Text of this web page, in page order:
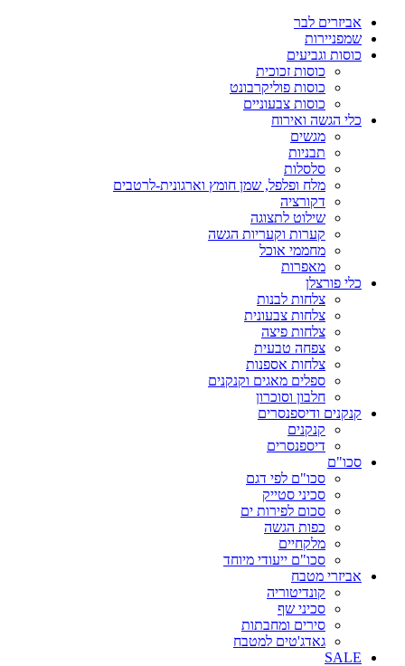
אביזרים לבר
שמפניירות
כוסות וגביעים
כוסות זכוכית
כוסות פוליקרבונט
כוסות צבעוניים
כלי הגשה ואירוח
מגשים
תבניות
סלסלות
מלח ופלפל, שמן חומץ וארגונית-לרטבים
דקורציה
שילוט לתצוגה
קערות וקעריות הגשה
מחממי אוכל
מאפרות
כלי פורצלן
צלחות לבנות
צלחות צבעונית
צלחות פיצה
צפחה טבעית
צלחות אספנות
ספלים מאגים וקנקנים
חלבון וסוכרון
קנקנים ודיספנסרים
קנקנים
דיספנסרים
סכו"ם
סכו"ם לפי דגם
סכיני סטייק
סכום לפירות ים
כפות הגשה
מלקחיים
סכו"ם ייעודי מיוחד
אביזרי מטבח
קונדיטוריה
סכיני שף
סירים ומחבתות
גאדג'טים למטבח
SALE